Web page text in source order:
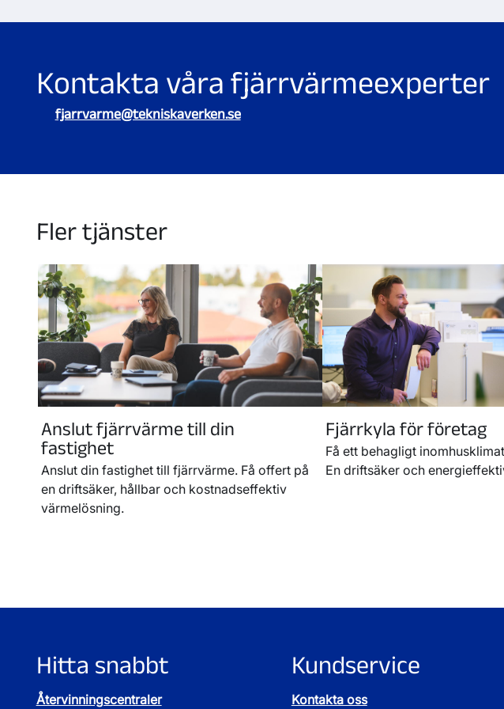
entid under envardag mellankl. 08.00och 16.00.
Kontakta våra fjärrvärmeexperter
fjarrvarme@tekniskaverken.se
Fler tjänster
Anslut fjärrvärme till din
fastighet
Anslut din fastighet till fjärrvärme. Få offert på
en driftsäker, hållbar och kostnadseffektiv
värmelösning.
Fjärrkyla för företag
Få ett behagligt
En driftsäker och
Hitta snabbt
Återvinningscentraler
Kundservice
Kontakta oss